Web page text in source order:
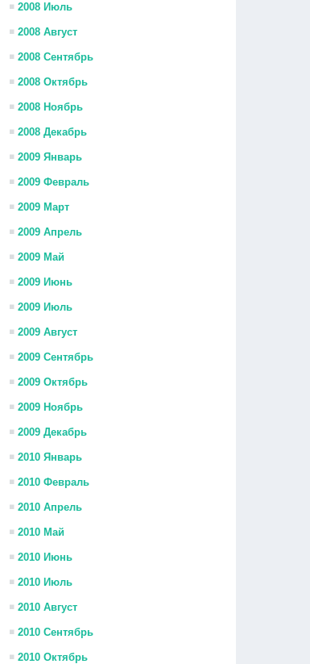
2008 Июль
2008 Август
2008 Сентябрь
2008 Октябрь
2008 Ноябрь
2008 Декабрь
2009 Январь
2009 Февраль
2009 Март
2009 Апрель
2009 Май
2009 Июнь
2009 Июль
2009 Август
2009 Сентябрь
2009 Октябрь
2009 Ноябрь
2009 Декабрь
2010 Январь
2010 Февраль
2010 Апрель
2010 Май
2010 Июнь
2010 Июль
2010 Август
2010 Сентябрь
2010 Октябрь